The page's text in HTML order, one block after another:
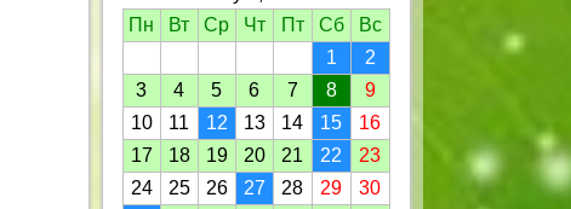
Пн
Вт Ср Чт Пт Сб
Вс
1
2
3
4 5 6 7 8
9
10
11 12 13 14 15
16
17
18 19 20 21 22
23
24
25 26 27 28 29
30